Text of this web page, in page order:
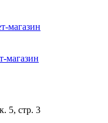
магазин
магазин
5, стр. 3